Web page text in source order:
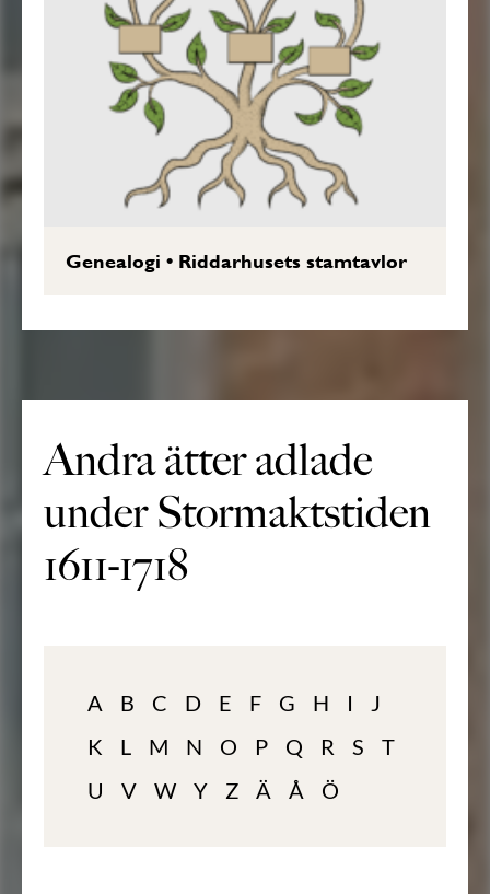
Genealogi • Riddarhusets stamtavlor
Andra ätter adlade
under Stormaktstiden
1611-1718
A B C D E F G H I
J
K
L M N O P Q R S
T
U
V W Y Z Ä Å Ö